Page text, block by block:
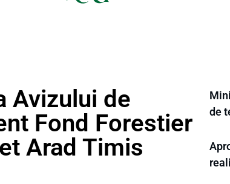
Avizului de
Fond Forestier
Arad Timis
de